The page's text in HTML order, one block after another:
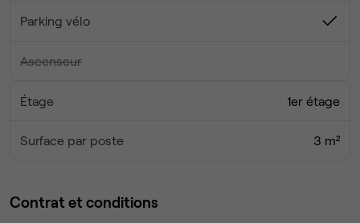
et sympas ;)
Parking vélo
Ascenseur
Étage 1er étage
Surface par poste 3 m²
Contrat et conditions